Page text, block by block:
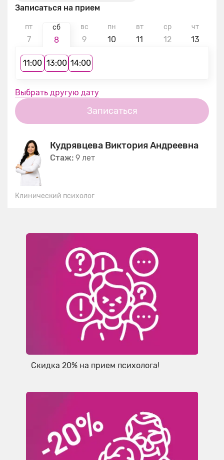
Записаться на прием
пт
7
сб
8
вс
9
пн
10
вт
11
ср
12
чт
13
11:00 13:00 14:00
Выбрать другую дату
Записаться
Кудрявцева Виктория Андреевна
Стаж: 9 лет
Клинический психолог
Скидка 20% на прием психолога!